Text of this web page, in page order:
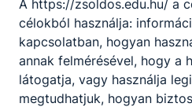
A https://zsoldos.edu.hu/ a
célokból használja:
kapcsolatban, hogyan
annak felmérésével, hogy a
látogatja, vagy használja
megtudhatjuk, hogyan